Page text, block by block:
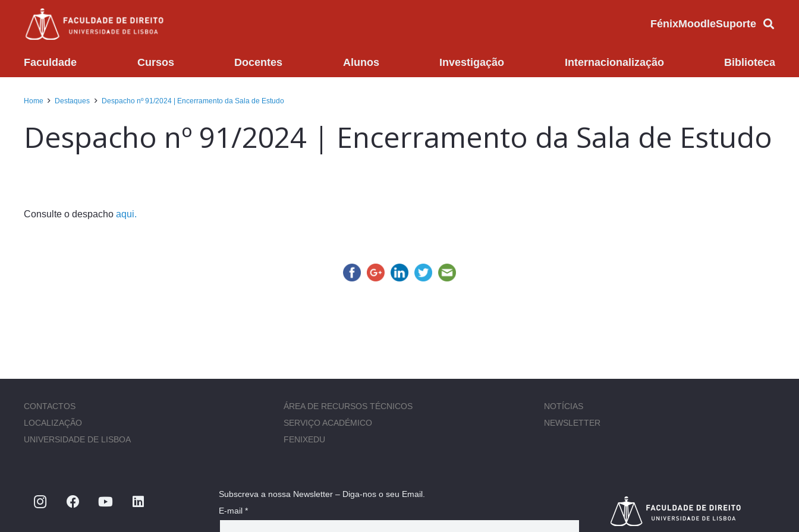
FénixMoodleSuporte
Faculdade Cursos Docentes Alunos Investigação Internacionalização Biblioteca
Home Destaques Despacho nº 91/2024 | Encerramento da Sala de Estudo
Despacho nº 91/2024 | Encerramento da Sala de Estudo
Consulte o despacho aqui.
CONTACTOS
LOCALIZAÇÃO
UNIVERSIDADE DE LISBOA
ÁREA DE RECURSOS TÉCNICOS
SERVIÇO ACADÉMICO
FENIXEDU
NOTÍCIAS
NEWSLETTER
Subscreva a nossa Newsletter – Diga-nos o seu Email.
E-mail *